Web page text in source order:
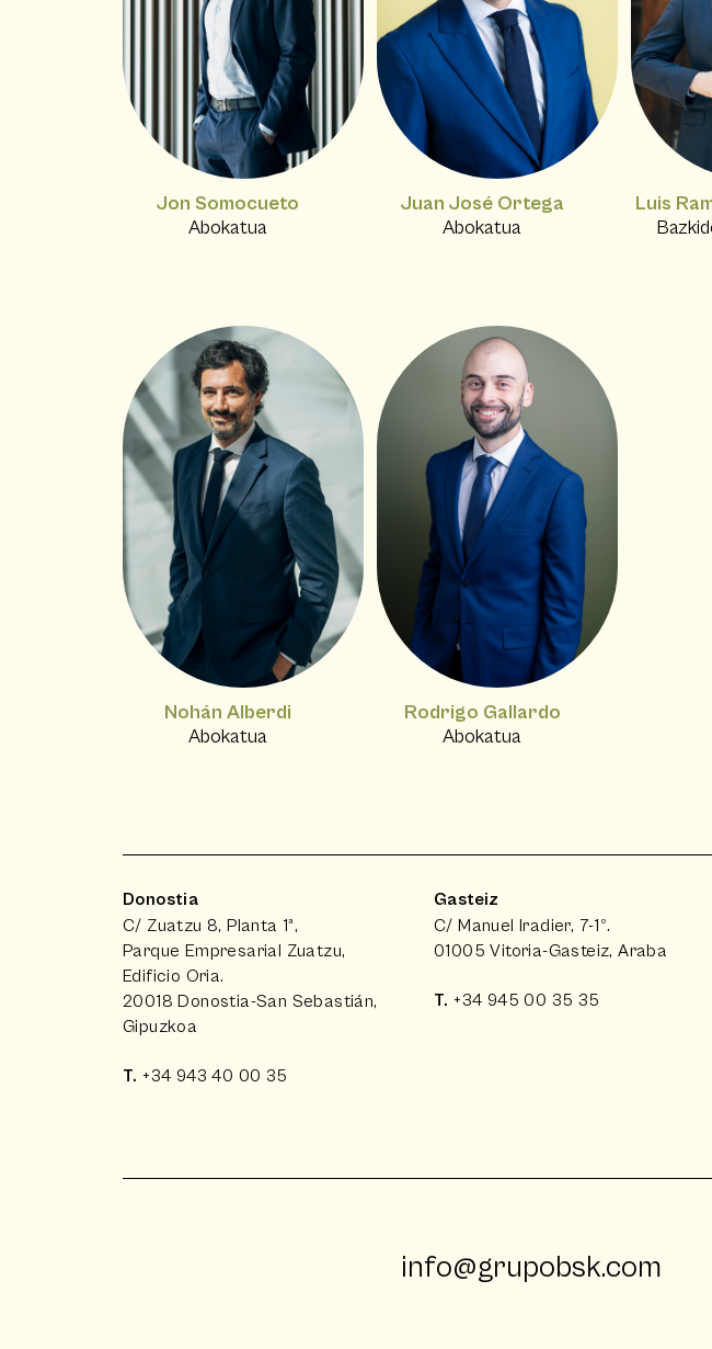
Jon Somocueto
Abokatua
Juan José Ortega
Abokatua
Luis
Nohán Alberdi
Abokatua
Rodrigo Gallardo
Abokatua
Donostia
C/ Zuatzu 8, Planta 1ª,
Parque Empresarial Zuatzu,
Edificio Oria.
20018 Donostia-San Sebastián,
Gipuzkoa
T. +34 943 40 00 35
Gasteiz
C/ Manuel Iradier, 7-1º.
01005 Vitoria-Gasteiz, Araba
T. +34 945 00 35 35
info@grupobsk.com